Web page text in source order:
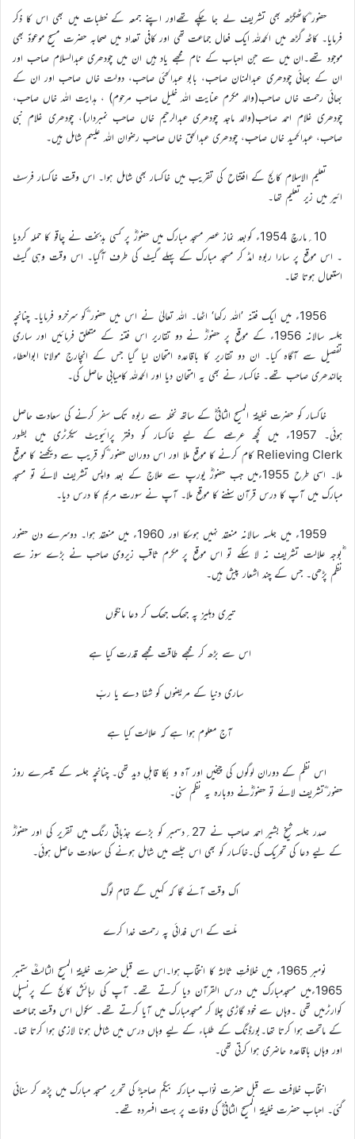
حضور ؓکاٹھگڑھ بھی تشریف لے جا چکے تھےاور اپنے جمعہ کے خطبات میں بھی اس کا ذکر
فرمایا۔ کاٹھ گڑھ میں الحمدللہ ایک فعال جماعت تھی اور کافی تعداد میں صحابہ حضرت مسیح موعودؑ بھی
موجود تھے۔ان میں سے جن احباب کے نام مجھے یاد ہیں ان میں چودھری عبدالسلام صاحب اور
ان کے بھائی چودھری عبدالمنان صاحب، بابو عبدالحئی صاحب، دولت خاں صاحب اور ان کے
بھائی رحمت خاں صاحب(والد مکرم عنایت اللہ خلیل صاحب مرحوم) ، ہدایت اللہ خاں صاحب،
چودھری غلام احمد صاحب(والد ماجد چودھری عبدالرحیم خاں صاحب نمبردار)، چودھری غلام نبی
صاحب، عبدالحمید خاں صاحب، چودھری عبدالحق خاں صاحب رضوان اللہ علیہم شامل ہیں۔
تعلیم الاسلام کالج کے افتتاح کی تقریب میں خاکسار بھی شامل ہوا۔ اس وقت خاکسار فرسٹ
ائیر میں زیر تعلیم تھا۔
10؍مارچ 1954ء کوبعد نماز عصر مسجد مبارک میں حضورؓ پر کسی بدبخت نے چاقو کا حملہ کردیا
۔ اس موقع پر سارا ربوہ امڈ کر مسجد مبارک کے پہلے گیٹ کی طرف آگیا۔ اس وقت وہی گیٹ
استعمال ہوتا تھا۔
1956ء میں ایک فتنہ ’اللہ رکھا‘ اٹھا۔ اللہ تعالیٰ نے اس میں حضور ؓکو سرخرو فرمایا۔ چنانچہ
جلسہ سالانہ 1956ء کے موقع پر حضورؓ نے دو تقاریر اس فتنہ کے متعلق فرمائیں اور ساری
تفصیل سے آگاہ کیا۔ ان دو تقاریر کا باقاعدہ امتحان لیا گیا جس کے انچارج مولانا ابوالعطاء
جالندھری صاحب تھے۔ خاکسار نے بھی یہ امتحان دیا اور الحمدللہ کامیابی حاصل کی۔
خاکسار کو حضرت خلیفۃ المسیح الثانیؓ کے ساتھ نخلہ سے ربوہ تک سفر کرنے کی سعادت حاصل
ہوئی۔ 1957ء میں کچھ عرصے کے لیے خاکسار کو دفتر پرائیویٹ سیکرٹری میں بطور
Relieving Clerk کام کرنے کا موقع ملا اور اس دوران حضور ؓکو قریب سے دیکھنے کا موقع
ملا۔ اسی طرح 1955ءمیں جب حضورؓ یورپ سے علاج کے بعد واپس تشریف لائے تو مسجد
مبارک میں آپ کا درس قرآن سننے کا موقع ملا۔ آپ نے سورت مریم کا درس دیا۔
1959ء میں جلسہ سالانہ منعقد نہیں ہوسکا اور 1960ء میں منعقد ہوا۔ دوسرے دن حضور
ؓبوجہ علالت تشریف نہ لا سکے تو اس موقع پر مکرم ثاقب زیروی صاحب نے بڑے سوز سے
نظم پڑھی۔ جس کے چند اشعار پیش ہیں۔
تیری دہلیز پہ جھک جھک کر دعا مانگوں
اس سے بڑھ کر مجھے طاقت مجھے قدرت کیا ہے
ساری دنیا کے مریضوں کو شفا دے یا ربّ
آج معلوم ہوا ہے کہ علالت کیا ہے
اس نظم کے دوران لوگوں کی چیخیں اور آہ و بکا قابلِ دید تھی۔ چنانچہ جلسہ کے تیسرے روز
حضور ؓتشریف لائے تو حضورؓنے دوبارہ یہ نظم سنی۔
صدر جلسہ شیخ بشیر احمد صاحب نے 27؍دسمبر کو بڑے جذباتی رنگ میں تقریر کی اور حضورؓ
کے لیے دعا کی تحریک کی۔خاکسار کو بھی اس جلسے میں شامل ہونے کی سعادت حاصل ہوئی۔
اک وقت آئے گا کہ کہیں گے تمام لوگ
ملّت کے اس فدائی پہ رحمت خدا کرے
نومبر 1965ء میں خلافتِ ثالثہ کا انتخاب ہوا۔اس سے قبل حضرت خلیفۃ المسیح الثالثؒ ستمبر
1965ءمیں مسجدمبارک میں درس القرآن دیا کرتے تھے۔ آپ کی رہائش کالج کے پرنسپل
کوارٹرمیں تھی ۔وہاں سے خود گاڑی چلا کر مسجدمبارک میں آیا کرتے تھے۔ سکول اس وقت جماعت
کے ماتحت ہوا کرتا تھا۔بورڈنگ کے طلباء کے لیے وہاں درس میں شامل ہونا لازمی ہوا کرتا تھا۔
اور وہاں باقاعدہ حاضری ہوا کرتی تھی۔
انتخاب خلافت سے قبل حضرت نوّاب مبارکہ بیگم صاحبہؓ کی تحریر مسجد مبارک میں پڑھ کر سنائی
گئی۔ احباب حضرت خلیفۃ المسیح الثانیؓ کی وفات پر بہت افسردہ تھے۔